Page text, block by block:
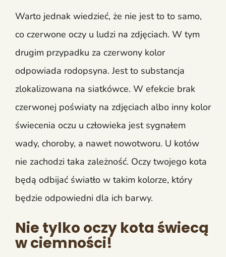
Warto jednak wiedzieć, że nie jest to to samo,
co czerwone oczy u ludzi na zdjęciach. W tym
drugim przypadku za czerwony kolor
odpowiada rodopsyna. Jest to substancja
zlokalizowana na siatkówce. W efekcie brak
czerwonej poświaty na zdjęciach albo inny kolor
świecenia oczu u człowieka jest sygnałem
wady, choroby, a nawet nowotworu. U kotów
nie zachodzi taka zależność. Oczy twojego kota
będą odbijać światło w takim kolorze, który
będzie odpowiedni dla ich barwy.
Nie tylko oczy kota świecą
w ciemności!